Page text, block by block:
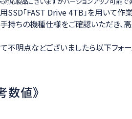
ードカメラの選び方
SSD「FAST Drive 4TB」を用いて作
持ちの機種仕様をご確認いただき、
不明点などございましたら以下フォ
数値》